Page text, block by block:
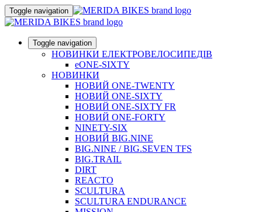
Toggle navigation
Toggle navigation
НОВИНКИ ЕЛЕКТРОВЕЛОСИПЕДІВ
eONE-SIXTY
НОВИНКИ
НОВИЙ ONE-TWENTY
НОВИЙ ONE-SIXTY
НОВИЙ ONE-SIXTY FR
НОВИЙ ONE-FORTY
NINETY-SIX
НОВИЙ BIG.NINE
BIG.NINE / BIG.SEVEN TFS
BIG.TRAIL
DIRT
REACTO
SCULTURA
SCULTURA ENDURANCE